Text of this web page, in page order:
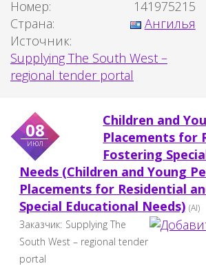
Номер:
141975215
Страна:
Ангилья
Источник:
Supplying The South West –
regional tender portal
08
июл
Children and
Placements for
Fostering
Needs (Children and Young
Placements for Residential
Special Educational Needs) (AI)
Заказчик: Supplying The
South West – regional tender
portal